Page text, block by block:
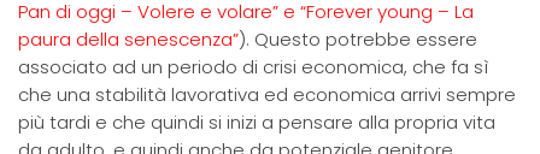
Pan di oggi – Volere e volare” e “Forever young – La
paura della senescenza”). Questo potrebbe essere
associato ad un periodo di crisi economica, che fa sì
che una stabilità lavorativa ed economica arrivi sempre
più tardi e che quindi si inizi a pensare alla propria vita